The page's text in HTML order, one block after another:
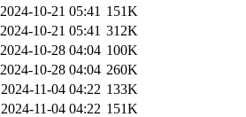
2024-10-21 05:41 151K
2024-10-21 05:41 312K
2024-10-28 04:04 100K
2024-10-28 04:04 260K
2024-11-04 04:22 133K
2024-11-04 04:22 151K